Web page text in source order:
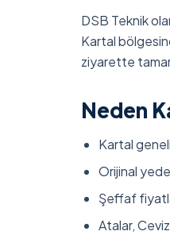
DSB Teknik
Kartal
ziyarette
Neden
Kartal
Orijinal
Şeffaf
Atalar,